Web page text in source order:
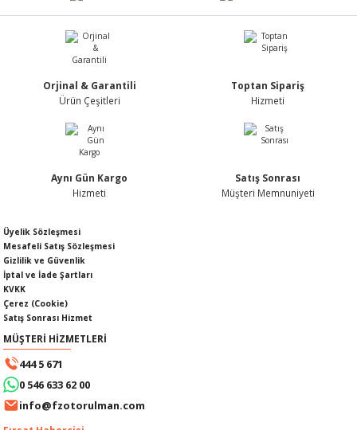
KAPAĞI
Ürün açıklamasında eksik bilgiler bulunuyor.
Ürün bilgilerinde hatalar bulunuyor.
Ürün fiyatı diğer sitelerden daha pahalı.
Bu ürüne benzer farklı alternatifler olmalı.
Orjinal & Garantili
Ürün Çeşitleri
Toptan Sipariş
Hizmeti
Aynı Gün Kargo
Hizmeti
Satış Sonrası
Müşteri Memnuniyeti
Üyelik Sözleşmesi
Mesafeli Satış Sözleşmesi
Gizlilik ve Güvenlik
İptal ve İade Şartları
KVKK
Çerez (Cookie)
Satış Sonrası Hizmet
MÜŞTERİ HİZMETLERİ
444 5 671
0 546 633 62 00
info@fzotorulman.com